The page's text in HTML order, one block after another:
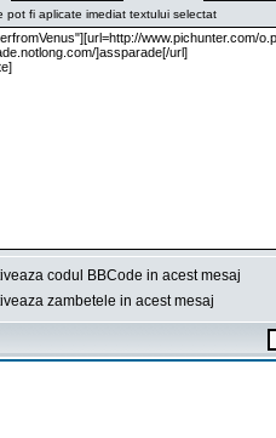
codul BBCode in acest mesaj
zambetele in acest mesaj